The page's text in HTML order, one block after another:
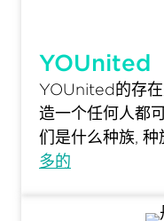
YOUnited
YOUnited的存在
造一个任何人都
们是什么种族,
多的